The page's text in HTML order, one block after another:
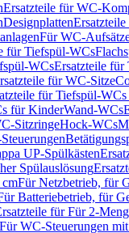
Ersatzteile für WC-
Designplatten
Für WC-
für Tiefspül-WCs
WCsErsatzteile für
für WC-Sitze
für Tiefspül-
für KinderWand-WCs
SitzringeHock-WCs
UP-Spülkästen
Spülauslösung
cmFür Netzbetrieb, für
Batteriebetrieb, für
für Für 2-
Für WC-Steuerungen